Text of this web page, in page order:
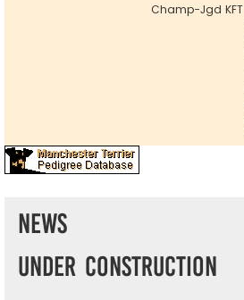
Champ-Jgd KFT
News
Under Construction